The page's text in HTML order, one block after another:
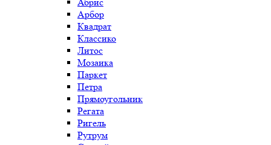
Арбор
Квадрат
Классико
Литос
Мозаика
Паркет
Петра
Прямоугольник
Регата
Ригель
Рутрум